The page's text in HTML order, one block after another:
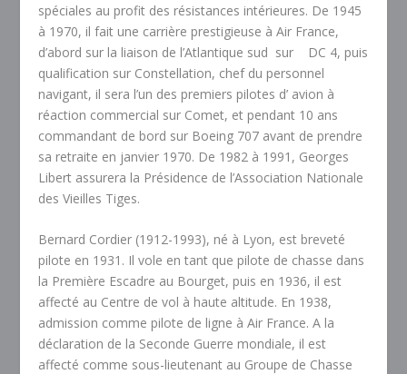
spéciales au profit des résistances intérieures. De 1945
à 1970, il fait une carrière prestigieuse à Air France,
d’abord sur la liaison de l’Atlantique sud sur DC 4, puis
qualification sur Constellation, chef du personnel
navigant, il sera l’un des premiers pilotes d’ avion à
réaction commercial sur Comet, et pendant 10 ans
commandant de bord sur Boeing 707 avant de prendre
sa retraite en janvier 1970. De 1982 à 1991, Georges
Libert assurera la Présidence de l’Association Nationale
des Vieilles Tiges.
Bernard Cordier (1912-1993), né à Lyon, est breveté
pilote en 1931. Il vole en tant que pilote de chasse dans
la Première Escadre au Bourget, puis en 1936, il est
affecté au Centre de vol à haute altitude. En 1938,
admission comme pilote de ligne à Air France. A la
déclaration de la Seconde Guerre mondiale, il est
affecté comme sous-lieutenant au Groupe de Chasse